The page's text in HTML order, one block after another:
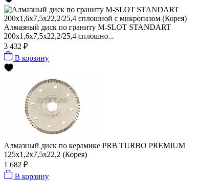
Алмазный диск по граниту M-SLOT STANDART
200x1,6x7,5x22,2/25,4 сплошно...
3 432 ₽
В корзину
Алмазный диск по керамике PRB TURBO PREMIUM
125x1,2x7,5x22,2 (Корея)
1 682 ₽
В корзину